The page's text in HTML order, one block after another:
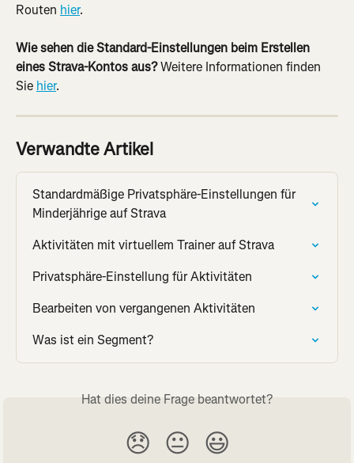
Routen hier.
Wie sehen die Standard-Einstellungen beim Erstellen
eines Strava-Kontos aus? Weitere Informationen finden
Sie hier.
Verwandte Artikel
Standardmäßige Privatsphäre-Einstellungen für
Minderjährige auf Strava
Aktivitäten mit virtuellem Trainer auf Strava
Privatsphäre-Einstellung für Aktivitäten
Bearbeiten von vergangenen Aktivitäten
Was ist ein Segment?
Hat dies deine Frage beantwortet?
😞 😐 😃